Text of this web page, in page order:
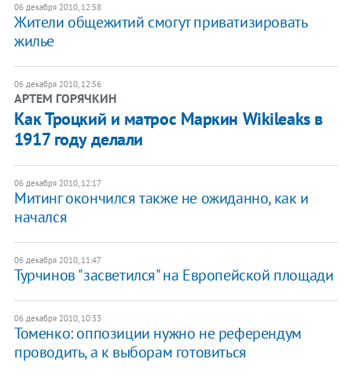
06 декабря 2010, 12:58
Жители общежитий смогут приватизировать
жилье
06 декабря 2010, 12:56
АРТЕМ ГОРЯЧКИН
Как Троцкий и матрос Маркин Wikileaks в
1917 году делали
06 декабря 2010, 12:17
Митинг окончился также не ожиданно, как и
начался
06 декабря 2010, 11:47
Турчинов "засветился" на Европейской площади
06 декабря 2010, 10:33
Томенко: оппозиции нужно не референдум
проводить, а к выборам готовиться